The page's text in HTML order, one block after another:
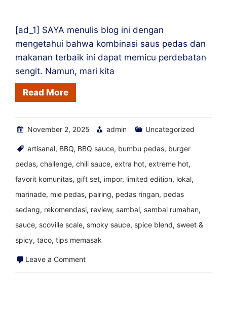
[ad_1] SAYA menulis blog ini dengan
mengetahui bahwa kombinasi saus pedas dan
makanan terbaik ini dapat memicu perdebatan
sengit. Namun, mari kita
Read More
November 2, 2025 admin Uncategorized
artisanal, BBQ, BBQ sauce, bumbu pedas, burger
pedas, challenge, chili sauce, extra hot, extreme hot,
favorit komunitas, gift set, impor, limited edition, lokal,
marinade, mie pedas, pairing, pedas ringan, pedas
sedang, rekomendasi, review, sambal, sambal rumahan,
sauce, scoville scale, smoky sauce, spice blend, sweet &
spicy, taco, tips memasak
Leave a Commenton